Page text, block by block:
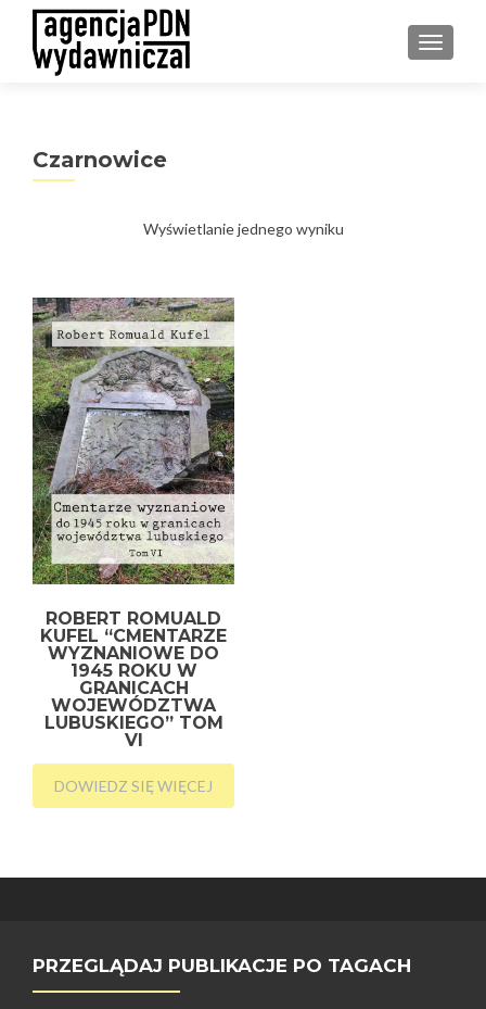
Czarnowice
Wyświetlanie jednego wyniku
ROBERT ROMUALD
KUFEL “CMENTARZE
WYZNANIOWE DO
1945 ROKU W
GRANICACH
WOJEWÓDZTWA
LUBUSKIEGO” TOM
VI
DOWIEDZ SIĘ WIĘCEJ
PRZEGLĄDAJ PUBLIKACJE PO TAGACH